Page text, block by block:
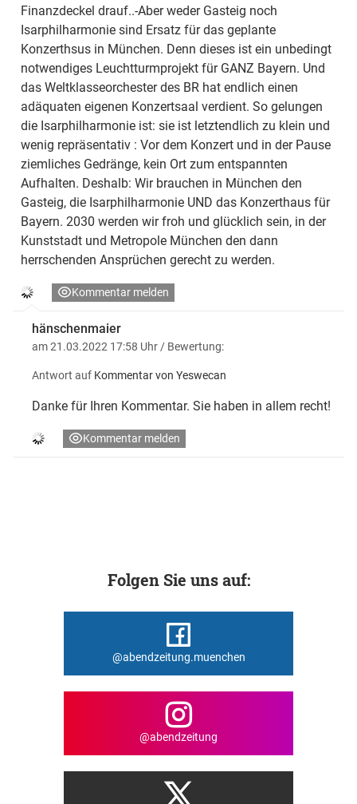
Finanzdeckel drauf..-Aber weder Gasteig noch
Isarphilharmonie sind Ersatz für das geplante
Konzerthsus in München. Denn dieses ist ein unbedingt
notwendiges Leuchtturmprojekt für GANZ Bayern. Und
das Weltklasseorchester des BR hat endlich einen
adäquaten eigenen Konzertsaal verdient. So gelungen
die Isarphilharmonie ist: sie ist letztendlich zu klein und
wenig repräsentativ : Vor dem Konzert und in der Pause
ziemliches Gedränge, kein Ort zum entspannten
Aufhalten. Deshalb: Wir brauchen in München den
Gasteig, die Isarphilharmonie UND das Konzerthaus für
Bayern. 2030 werden wir froh und glücklich sein, in der
Kunststadt und Metropole München den dann
herrschenden Ansprüchen gerecht zu werden.
Kommentar melden
hänschenmaier
am 21.03.2022 17:58 Uhr / Bewertung:
Antwort auf Kommentar von Yeswecan
Danke für Ihren Kommentar. Sie haben in allem recht!
Kommentar melden
Folgen Sie uns auf:
@abendzeitung.muenchen
@abendzeitung